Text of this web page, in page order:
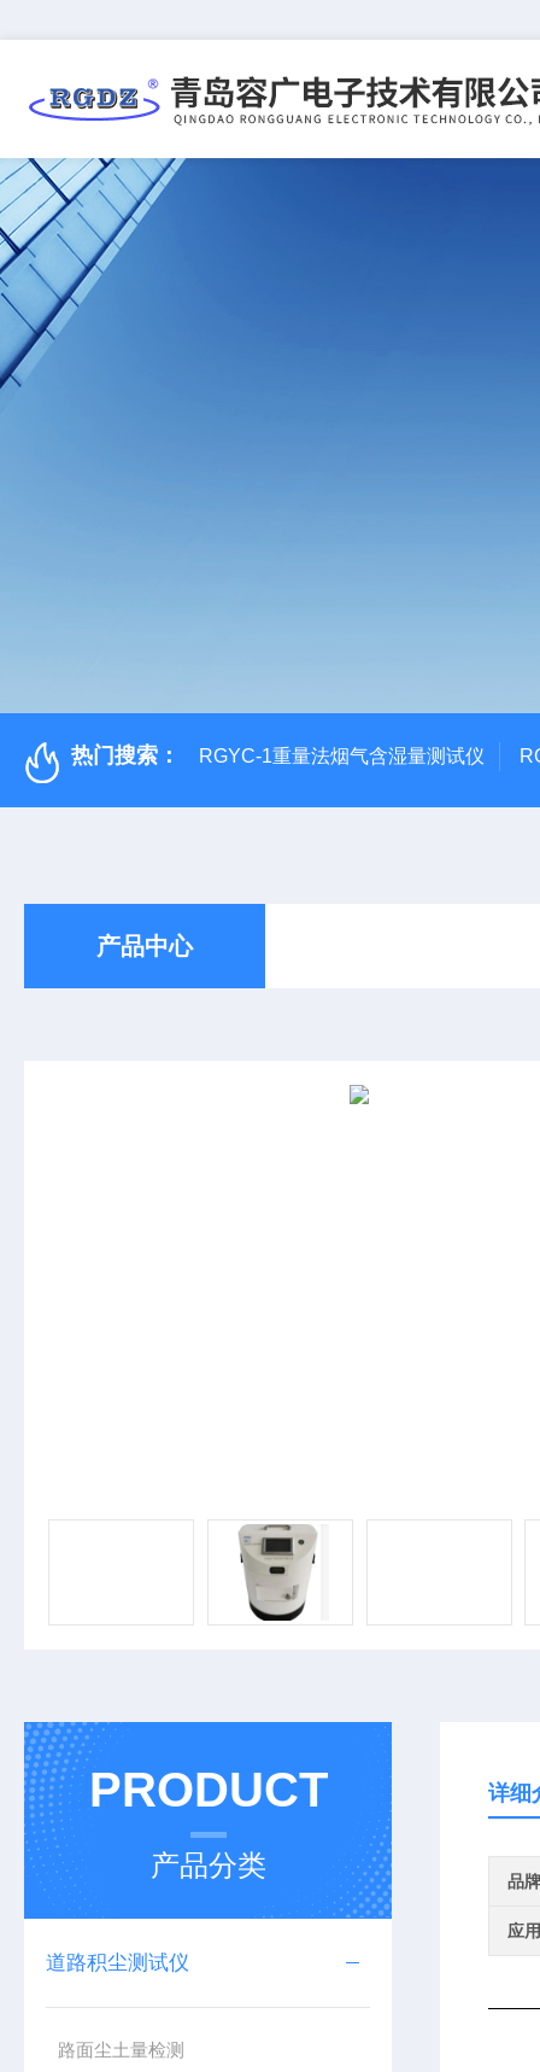
热门搜索： RGYC-1重量法烟气含湿量测试仪
产品中心
PRODUCT
产品分类
道路积尘测试仪
路面尘土量检测
详细
品牌
应